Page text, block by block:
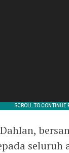
seluruh